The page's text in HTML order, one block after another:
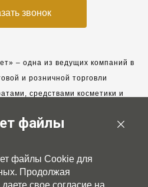
звонок
– одна из ведущих компаний в
и розничной торговли
средствами косметики и
приглашаем к сотрудничеству
на взаимовыгодные,
отношения.
файлы
файлы Cookie для
Продолжая
свое согласие на